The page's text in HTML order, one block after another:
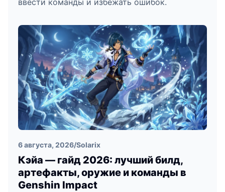
ввести команды и избежать ошибок.
6 августа, 2026/Solarix
Кэйа — гайд 2026: лучший билд,
артефакты, оружие и команды в
Genshin Impact